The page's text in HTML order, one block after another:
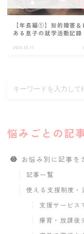
【年長編①】知的障害＆
ある息子の就学活動記録
2024.03.17
悩みごとの記
お悩み別に記事を
記事一覧
使える支援制度・
支援サービス
療育・放課後